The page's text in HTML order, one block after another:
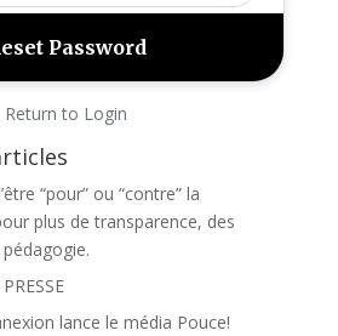
Return to Login
“pour” ou “contre” la
plus de transparence, des
lance le média Pouce!